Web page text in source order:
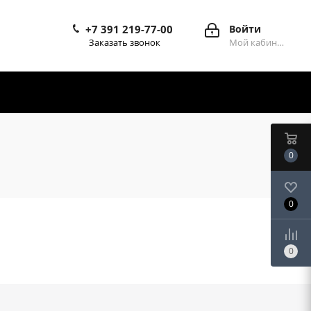
Войти
Мой кабинет
+7 391 219-77-00
Заказать звонок
0
0
0